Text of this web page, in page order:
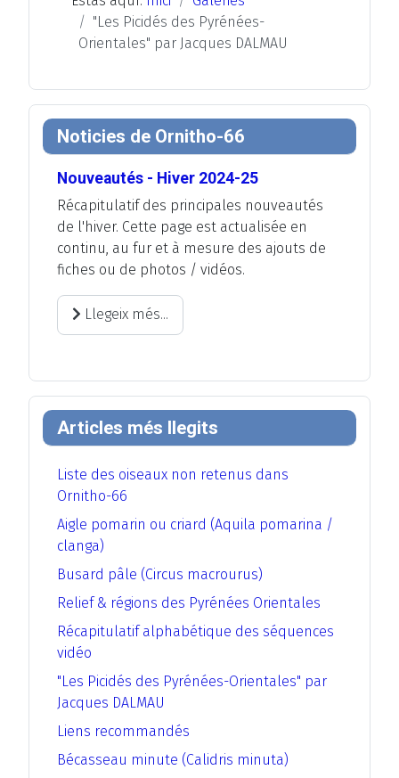
"Les Picidés des Pyrénées-
Orientales" par Jacques DALMAU
Noticies de Ornitho-66
Nouveautés - Hiver 2024-25
Récapitulatif des principales nouveautés
de l'hiver. Cette page est actualisée en
continu, au fur et à mesure des ajouts de
fiches ou de photos / vidéos.
Llegeix més...
Articles més llegits
Liste des oiseaux non retenus dans
Ornitho-66
Aigle pomarin ou criard (Aquila pomarina /
clanga)
Busard pâle (Circus macrourus)
Relief & régions des Pyrénées Orientales
Récapitulatif alphabétique des séquences
vidéo
"Les Picidés des Pyrénées-Orientales" par
Jacques DALMAU
Liens recommandés
Bécasseau minute (Calidris minuta)